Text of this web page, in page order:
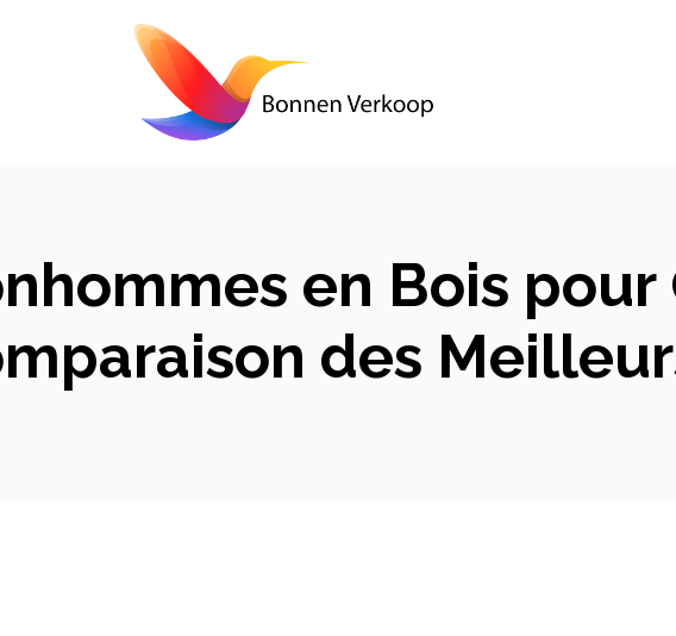
en Bois pour
des